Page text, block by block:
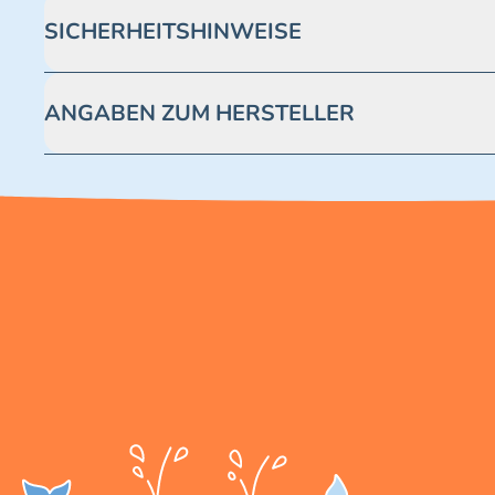
SICHERHEITSHINWEISE
ANGABEN ZUM HERSTELLER